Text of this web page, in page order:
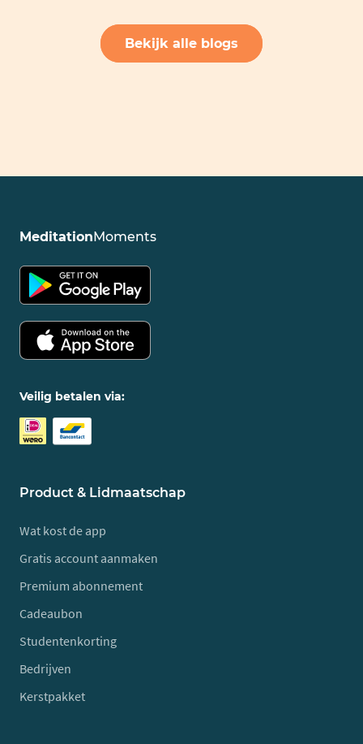
Bekijk alle blogs
Meditation Moments
Veilig betalen via:
Product & Lidmaatschap
Wat kost de app
Gratis account aanmaken
Premium abonnement
Cadeaubon
Studentenkorting
Bedrijven
Kerstpakket